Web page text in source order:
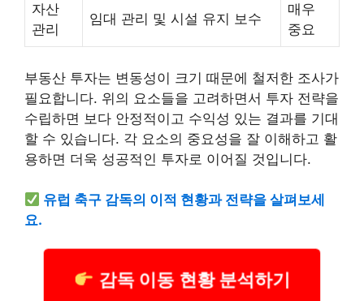
자산
관리
임대 관리 및 시설 유지 보수
매우
중요
부동산 투자는 변동성이 크기 때문에 철저한 조사가
필요합니다. 위의 요소들을 고려하면서 투자 전략을
수립하면 보다 안정적이고 수익성 있는 결과를 기대
할 수 있습니다. 각 요소의 중요성을 잘 이해하고 활
용하면 더욱 성공적인 투자로 이어질 것입니다.
유럽 축구 감독의 이적 현황과 전략을 살펴보세
요.
감독 이동 현황 분석하기